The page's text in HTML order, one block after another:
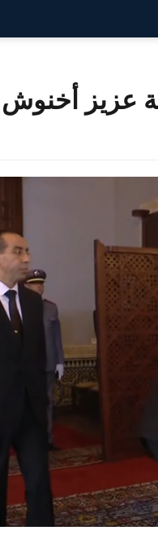
عزيز أخنوش